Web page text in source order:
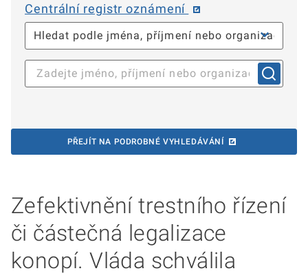
Centrální registr oznámení
PŘEJÍT NA PODROBNÉ VYHLEDÁVÁNÍ
Zefektivnění trestního řízení
či částečná legalizace
konopí. Vláda schválila